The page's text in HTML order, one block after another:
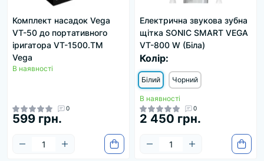
Комплект насадок Vega
VT-50 до портативного
іригатора VT-1500.ТM
Vega
В наявності
0
599 грн.
Електрична звукова зубна
щітка SONIC SMART VEGA
VT-800 W (Біла)
Колір:
Білий Чорний
В наявності
0
2 450 грн.